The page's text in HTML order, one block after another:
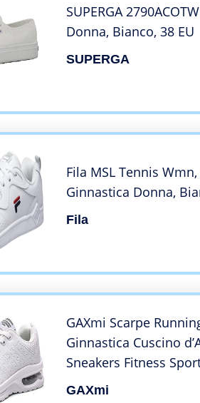
SUPERGA
Donna, Bianco, 38 EU
SUPERGA
Fila MSL Tennis
Ginnastica Donna,
Fila
GAXmi Scarpe
Ginnastica Cuscino
Sneakers Fitness
da Corsa Bianco 38.5
GAXmi